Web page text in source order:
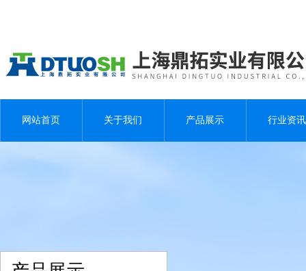
网站首页 关于我们 产品展示 行业资讯